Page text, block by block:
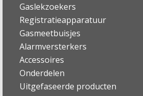
Gaslekzoekers
Registratieapparatuur
Gasmeetbuisjes
Alarmversterkers
Accessoires
Onderdelen
Uitgefaseerde producten